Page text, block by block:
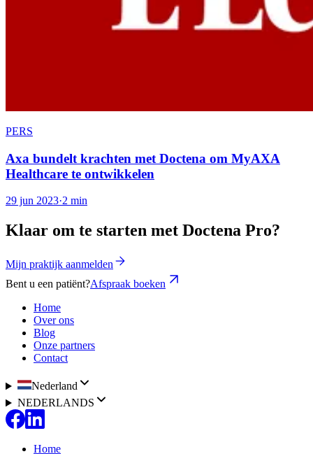
PERS
Axa bundelt krachten met Doctena om MyAXA
Healthcare te ontwikkelen
29 jun 2023·2 min
Klaar om te starten met Doctena Pro?
Mijn praktijk aanmelden
Bent u een patiënt?Afspraak boeken
Home
Over ons
Blog
Onze partners
Contact
Nederland
NEDERLANDS
Home